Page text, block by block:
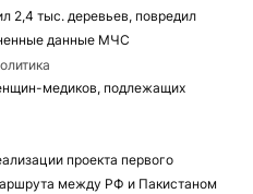
2,4 тыс. деревьев, повредил
данные МЧС
медиков, подлежащих
проекта первого
между РФ и Пакистаном